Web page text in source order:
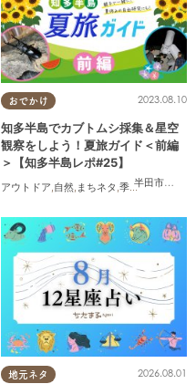
知多市, 東浦町,半田市,常滑市,美浜町
おでかけ
半田市武豊
2023.08.10
知多半島でカブトムシ採集＆星空
観察をしよう！夏旅ガイド＜前編
＞【知多半島レポ#25】
アウトドア,自然, まちネタ ,季節ネタ , 親子
地元ネタ 2026.08.01